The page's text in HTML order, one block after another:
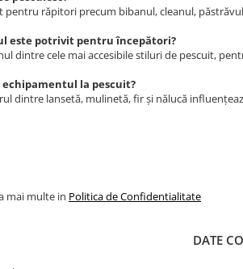
pentru răpitori precum bibanul, cleanul,
este potrivit pentru începători?
dintre cele mai accesibile stiluri de pescuit,
echipamentul la pescuit?
dintre lansetă, mulinetă, fir și nălucă
mai multe in Politica de Confidentialitate
DATE